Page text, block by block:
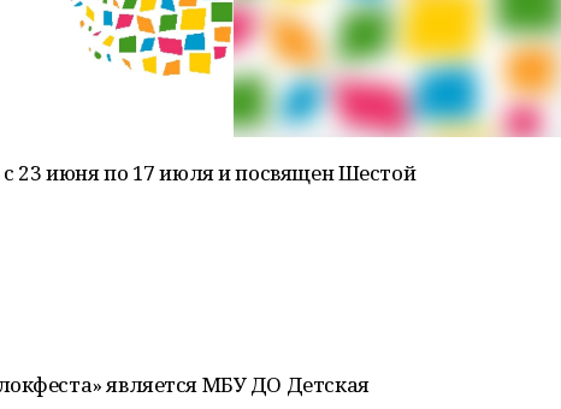
23 июня по 17 июля и посвящен Шестой
является МБУ ДО Детская